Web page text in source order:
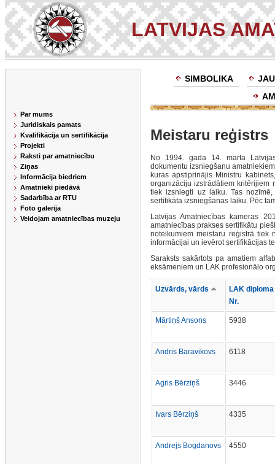
LATVIJAS
SIMBOLIKA
Par mums
Juridiskais pamats
Kvalifikācija un sertifikācija
Projekti
Raksti par amatniecību
Ziņas
Informācija biedriem
Amatnieki piedāvā
Sadarbība ar RTU
Foto galerija
Veidojam amatniecības muzeju
Meistaru reģistrs
No 1994. gada 14. marta
dokumentu izsniegšanu
kuras apstiprinājis Ministru
organizāciju izstrādātiem kritērijiem
tiek izsniegti uz laiku. Tas
sertifikāta izsniegšanas laiku. Pēc
Latvijas Amatniecības kameras
amatniecības prakses sertifikātu
noteikumiem meistaru reģistrā tiek
informācijai un ievērot sertifikācijas
Saraksts sakārtots pa amatiem
eksāmeniem un LAK profesionālo
Uzvārds, vārds
LAK diploma
Nr.
Mārtiņš Ansons 5938
Andris Baravikovs 6118
Agris Bērziņš 3446
Ivars Bērziņš 4335
Andrejs Bogdanovs 4550